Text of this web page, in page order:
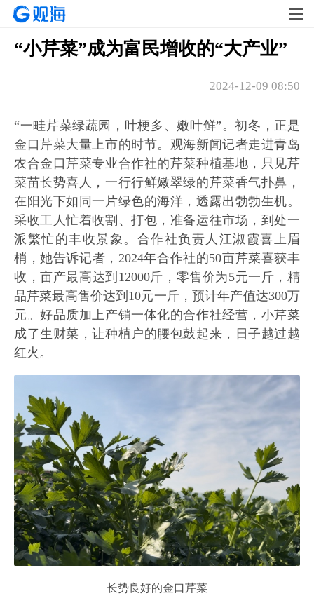
“小芹菜”成为富民增收的“大产业”
2024-12-09 08:50
“一畦芹菜绿蔬园，叶梗多、嫩叶鲜”。初冬，正是
金口芹菜大量上市的时节。观海新闻记者走进青岛
农合金口芹菜专业合作社的芹菜种植基地，只见芹
菜苗长势喜人，一行行鲜嫩翠绿的芹菜香气扑鼻，
在阳光下如同一片绿色的海洋，透露出勃勃生机。
采收工人忙着收割、打包，准备运往市场，到处一
派繁忙的丰收景象。合作社负责人江淑霞喜上眉
梢，她告诉记者，2024年合作社的50亩芹菜喜获丰
收，亩产最高达到12000斤，零售价为5元一斤，精
品芹菜最高售价达到10元一斤，预计年产值达300万
元。好品质加上产销一体化的合作社经营，小芹菜
成了生财菜，让种植户的腰包鼓起来，日子越过越
红火。
长势良好的金口芹菜